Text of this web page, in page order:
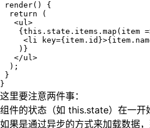
render() {
return (
<ul>
{this.state.items.map(item
<li
)}
</ul>
);
}
}
这里要注意两件事：
组件的状态（如 this.state）在一开
如果是通过异步的方式来加载数